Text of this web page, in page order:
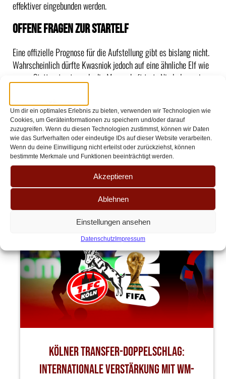
Um dir ein optimales Erlebnis zu bieten, verwenden wir Technologien wie
Cookies, um Geräteinformationen zu speichern und/oder darauf
zuzugreifen. Wenn du diesen Technologien zustimmst, können wir Daten
wie das Surfverhalten oder eindeutige IDs auf dieser Website verarbeiten.
Wenn du deine Einwilligung nicht erteilst oder zurückziehst, können
bestimmte Merkmale und Funktionen beeinträchtigt werden.
Akzeptieren
Ablehnen
Einstellungen ansehen
Datenschutz Impressum
effektiver eingebunden werden.
Offene Fragen zur Startelf
Eine offizielle Prognose für die Aufstellung gibt es bislang nicht.
Wahrscheinlich dürfte Kwasniok jedoch auf eine ähnliche Elf wie
gegen Stuttgart setzen, da die Mannschaft trotz Niederlage ein
werden, wäre er eine Option für die Offensive, ansonsten dürfte
Maina erneut von Beginn an ran.
ANDERE ARTIKEL
Kölner Transfer-Doppelschlag:
Internationale Verstärkung mit WM-